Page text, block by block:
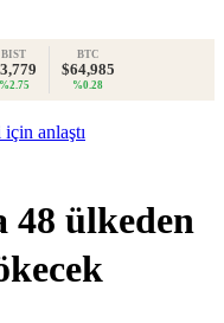
BIST
%2.75
BTC
$64,985
%0.28
anlaştı
48 ülkeden